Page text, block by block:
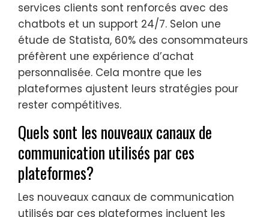
services clients sont renforcés avec des
chatbots et un support 24/7. Selon une
étude de Statista, 60% des consommateurs
préfèrent une expérience d’achat
personnalisée. Cela montre que les
plateformes ajustent leurs stratégies pour
rester compétitives.
Quels sont les nouveaux canaux de
communication utilisés par ces
plateformes?
Les nouveaux canaux de communication
utilisés par ces plateformes incluent les